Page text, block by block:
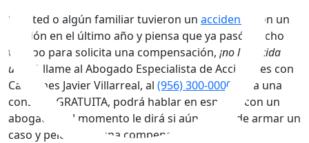
Si usted o algún familiar tuvieron un accidente
con un
camión en el último año y piensa que ya pasó mucho
tiempo para solicita una compensación, ¡no lo decida
usted!, llame al Abogado Especialista de Accidentes con
Camiones Javier Villarreal, al (956) 300-0000
para una
consulta GRATUITA, podrá hablar en español con un
abogado y al momento le dirá si aún se puede armar un
caso y pelear por una compensación.